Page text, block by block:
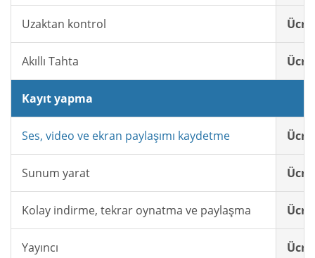
Uzaktan kontrol
Akıllı Tahta
Kayıt yapma
Ses, video ve ekran paylaşımı kaydetme
Sunum yarat
Kolay indirme, tekrar oynatma ve paylaşma
Yayıncı